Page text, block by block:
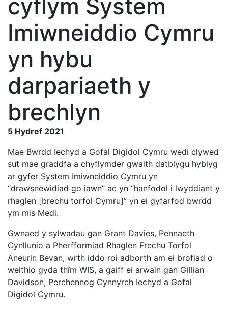
cyflym System
Imiwneiddio Cymru
yn hybu
darpariaeth y
brechlyn
5 Hydref 2021
Mae Bwrdd Iechyd a Gofal Digidol Cymru wedi clywed
sut mae graddfa a chyflymder gwaith datblygu hyblyg
ar gyfer System Imiwneiddio Cymru yn
“drawsnewidiad go iawn” ac yn “hanfodol i lwyddiant y
rhaglen [brechu torfol Cymru]” yn ei gyfarfod bwrdd
ym mis Medi.
Gwnaed y sylwadau gan Grant Davies, Pennaeth
Cynllunio a Pherfformiad Rhaglen Frechu Torfol
Aneurin Bevan, wrth iddo roi adborth am ei brofiad o
weithio gyda thîm WIS, a gaiff ei arwain gan Gillian
Davidson, Perchennog Cynnyrch Iechyd a Gofal
Digidol Cymru.